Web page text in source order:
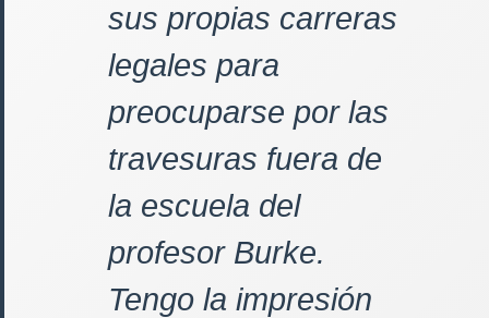
sus propias carreras
legales para
preocuparse por las
travesuras fuera de
la escuela del
profesor Burke.
Tengo la impresión